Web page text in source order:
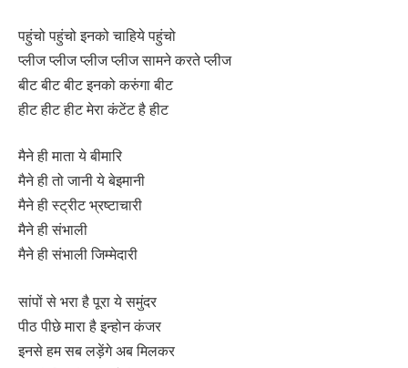
पहुंचो पहुंचो इनको चाहिये पहुंचो
प्लीज प्लीज प्लीज प्लीज सामने करते प्लीज
बीट बीट बीट इनको करुंगा बीट
हीट हीट हीट मेरा कंटेंट है हीट
मैने ही माता ये बीमारि
मैने ही तो जानी ये बेइमानी
मैने ही स्ट्रीट भ्रष्टाचारी
मैने ही संभाली
मैने ही संभाली जिम्मेदारी
सांपों से भरा है पूरा ये समुंदर
पीठ पीछे मारा है इन्होन कंजर
इनसे हम सब लड़ेंगे अब मिलकर